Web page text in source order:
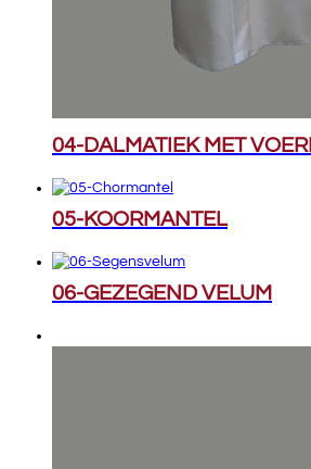
04-DALMATIEK MET
05-KOORMANTEL
06-GEZEGEND VELUM